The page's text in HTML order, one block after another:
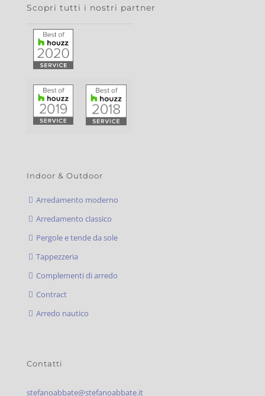
Scopri tutti i nostri partner
Indoor & Outdoor
Arredamento moderno
Arredamento classico
Pergole e tende da sole
Tappezzeria
Complementi di arredo
Contract
Arredo nautico
Contatti
stefanoabbate@stefanoabbate.it